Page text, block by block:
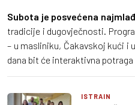
Subota je posvećena
tradicije i dugovječnosti.
– u masliniku, Čakavskoj kući i
dana bit će interaktivna
ISTRAIN